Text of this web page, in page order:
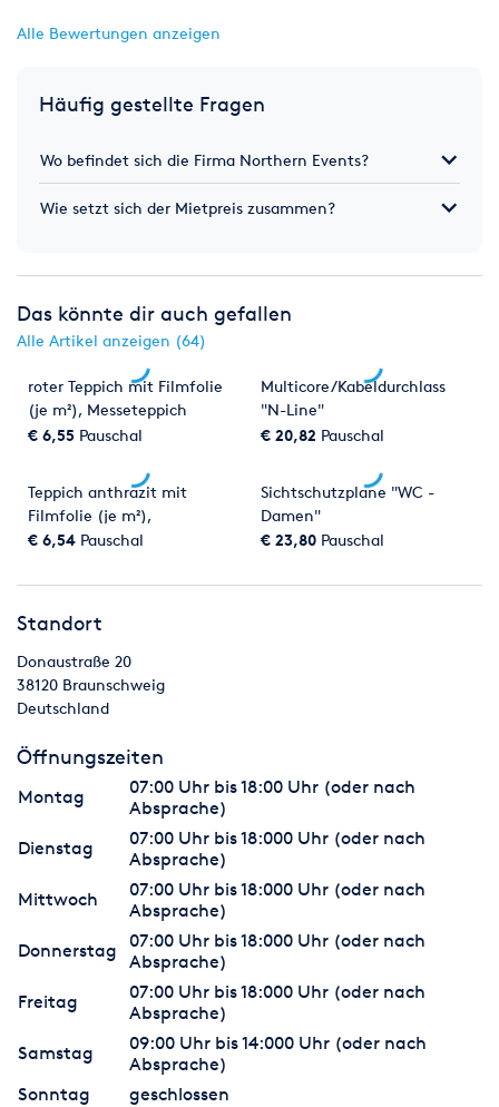
Alle Bewertungen anzeigen
Häufig gestellte Fragen
Wo befindet sich die Firma Northern Events?
Wie setzt sich der Mietpreis zusammen?
Das könnte dir auch gefallen
Alle Artikel anzeigen (64)
roter Teppich mit Filmfolie
(je m²), Messeteppich
€ 6,55 Pauschal
Multicore/Kabeldurchlass
"N-Line"
€ 20,82 Pauschal
Teppich anthrazit mit
Filmfolie (je m²),
Messeteppich
€ 6,54 Pauschal
Sichtschutzplane "WC -
Damen"
€ 23,80 Pauschal
Standort
Donaustraße 20
38120 Braunschweig
Deutschland
Öffnungszeiten
Montag
07:00 Uhr bis 18:00 Uhr (oder nach
Absprache)
Dienstag
07:00 Uhr bis 18:000 Uhr (oder nach
Absprache)
Mittwoch
07:00 Uhr bis 18:000 Uhr (oder nach
Absprache)
Donnerstag
07:00 Uhr bis 18:000 Uhr (oder nach
Absprache)
Freitag
07:00 Uhr bis 18:000 Uhr (oder nach
Absprache)
Samstag
09:00 Uhr bis 14:000 Uhr (oder nach
Absprache)
Sonntag
geschlossen